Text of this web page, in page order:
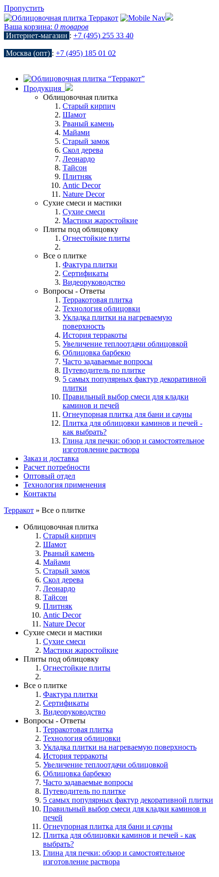
Пропустить
Ваша корзина: 0 товаров
Интернет-магазин : +7 (495) 255 33 40
Москва (опт) : +7 (495) 185 01 02
Продукция
Облицовочная плитка
Старый кирпич
Шамот
Рваный камень
Майами
Старый замок
Скол дерева
Леонардо
Тайсон
Плитняк
Antic Decor
Nature Decor
Сухие смеси и мастики
Сухие смеси
Мастики жаростойкие
Плиты под облицовку
Огнестойкие плиты
Все о плитке
Фактура плитки
Сертификаты
Видеоруководство
Вопросы - Ответы
Терракотовая плитка
Технология облицовки
Укладка плитки на нагреваемую
поверхность
История терракоты
Увеличение теплоотдачи облицовкой
Облицовка барбекю
Часто задаваемые вопросы
Путеводитель по плитке
5 самых популярных фактур декоративной
плитки
Правильный выбор смеси для кладки
каминов и печей
Огнеупорная плитка для бани и сауны
Плитка для облицовки каминов и печей -
как выбрать?
Глина для печки: обзор и самостоятельное
изготовление раствора
Заказ и доставка
Расчет потребности
Оптовый отдел
Технология применения
Контакты
Терракот » Все о плитке
Облицовочная плитка
Старый кирпич
Шамот
Рваный камень
Майами
Старый замок
Скол дерева
Леонардо
Тайсон
Плитняк
Antic Decor
Nature Decor
Сухие смеси и мастики
Сухие смеси
Мастики жаростойкие
Плиты под облицовку
Огнестойкие плиты
Все о плитке
Фактура плитки
Сертификаты
Видеоруководство
Вопросы - Ответы
Терракотовая плитка
Технология облицовки
Укладка плитки на нагреваемую поверхность
История терракоты
Увеличение теплоотдачи облицовкой
Облицовка барбекю
Часто задаваемые вопросы
Путеводитель по плитке
5 самых популярных фактур декоративной плитки
Правильный выбор смеси для кладки каминов и
печей
Огнеупорная плитка для бани и сауны
Плитка для облицовки каминов и печей - как
выбрать?
Глина для печки: обзор и самостоятельное
изготовление раствора